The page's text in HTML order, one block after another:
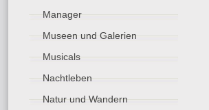
Manager
Museen und Galerien
Musicals
Nachtleben
Natur und Wandern